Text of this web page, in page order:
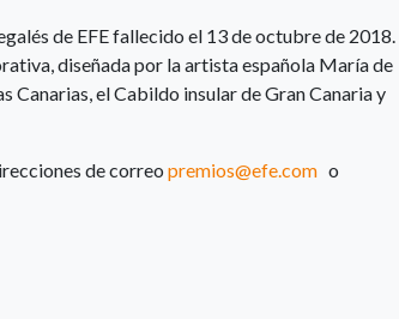
de EFE fallecido el 13 de octubre de 2018.
diseñada por la artista española María de
Canarias, el Cabildo insular de Gran Canaria y
de correo premios@efe.com o